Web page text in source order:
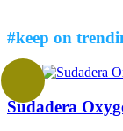
#keep on
Sudadera